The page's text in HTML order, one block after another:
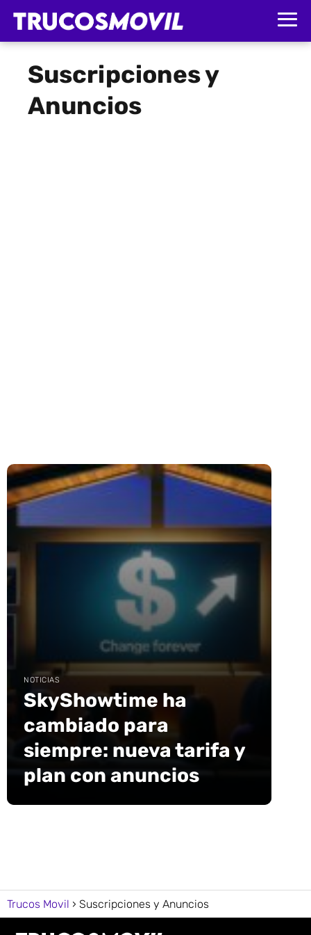
Suscripciones y
Anuncios
NOTICIAS
SkyShowtime ha
cambiado para
siempre: nueva tarifa y
plan con anuncios
Trucos Movil Suscripciones y Anuncios